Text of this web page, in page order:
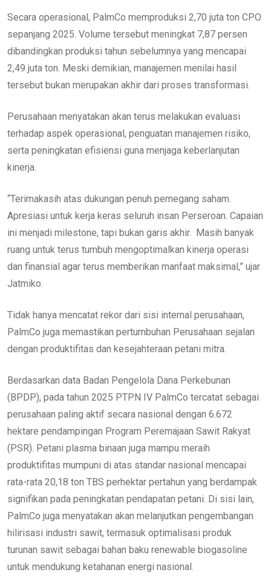
Secara operasional, PalmCo memproduksi 2,70 juta ton CPO
sepanjang 2025. Volume tersebut meningkat 7,87 persen
dibandingkan produksi tahun sebelumnya yang mencapai
2,49 juta ton. Meski demikian, manajemen menilai hasil
tersebut bukan merupakan akhir dari proses transformasi.
Perusahaan menyatakan akan terus melakukan evaluasi
terhadap aspek operasional, penguatan manajemen risiko,
serta peningkatan efisiensi guna menjaga keberlanjutan
kinerja.
“Terimakasih atas dukungan penuh pemegang saham.
Apresiasi untuk kerja keras seluruh insan Perseroan. Capaian
ini menjadi milestone, tapi bukan garis akhir. Masih banyak
ruang untuk terus tumbuh mengoptimalkan kinerja operasi
dan finansial agar terus memberikan manfaat maksimal,” ujar
Jatmiko.
Tidak hanya mencatat rekor dari sisi internal perusahaan,
PalmCo juga memastikan pertumbuhan Perusahaan sejalan
dengan produktifitas dan kesejahteraan petani mitra.
Berdasarkan data Badan Pengelola Dana Perkebunan
(BPDP), pada tahun 2025 PTPN IV PalmCo tercatat sebagai
perusahaan paling aktif secara nasional dengan 6.672
hektare pendampingan Program Peremajaan Sawit Rakyat
(PSR). Petani plasma binaan juga mampu meraih
produktifitas mumpuni di atas standar nasional mencapai
rata-rata 20,18 ton TBS perhektar pertahun yang berdampak
signifikan pada peningkatan pendapatan petani. Di sisi lain,
PalmCo juga menyatakan akan melanjutkan pengembangan
hilirisasi industri sawit, termasuk optimalisasi produk
turunan sawit sebagai bahan baku renewable biogasoline
untuk mendukung ketahanan energi nasional.